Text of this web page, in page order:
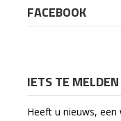
FACEBOOK
IETS TE MELDEN
Heeft u nieuws,